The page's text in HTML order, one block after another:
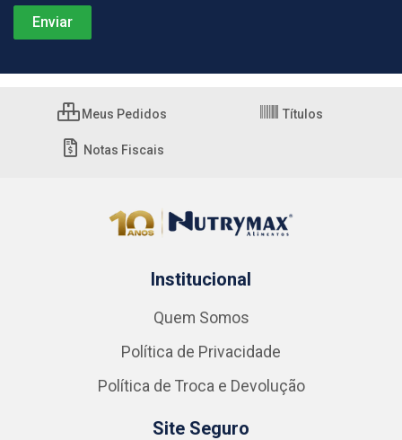
Meus Pedidos Títulos
Notas Fiscais
Institucional
Quem Somos
Política de Privacidade
Política de Troca e Devolução
Site Seguro